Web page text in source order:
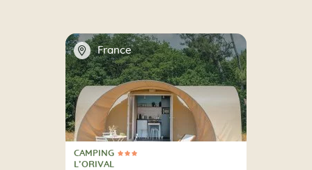
📍 France
3 Étoiles
CAMPING
CAMPING
L’ORIVAL